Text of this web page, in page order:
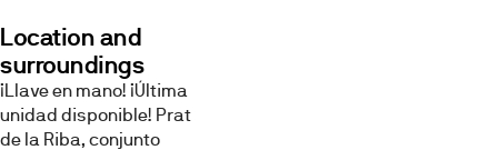
Location and
surroundings
¡Llave en mano! ¡Última
unidad disponible! Prat
de la Riba, conjunto